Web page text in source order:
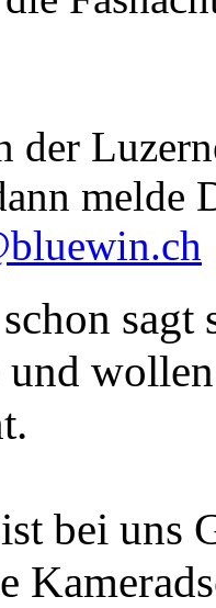
der
melde
bei uns